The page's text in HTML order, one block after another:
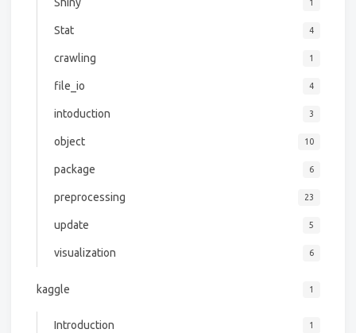
1
Stat 4
crawling 1
file_io 4
intoduction 3
object 10
package 6
preprocessing 23
update 5
visualization 6
kaggle 1
Introduction 1